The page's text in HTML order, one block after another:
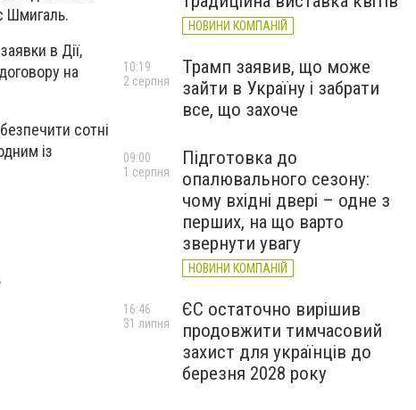
Шмигаль.
в Дії,
на
сотні
із
НОВИНИ КОМПАНІЙ
Трамп заявив, що може
зайти в Україну і забрати
все, що захоче
10:19
2 серпня
Підготовка до
опалювального сезону:
чому вхідні двері – одне з
перших, на що варто
звернути увагу
НОВИНИ КОМПАНІЙ
09:00
1 серпня
ЄС остаточно вирішив
продовжити тимчасовий
захист для українців до
березня 2028 року
16:46
31 липня